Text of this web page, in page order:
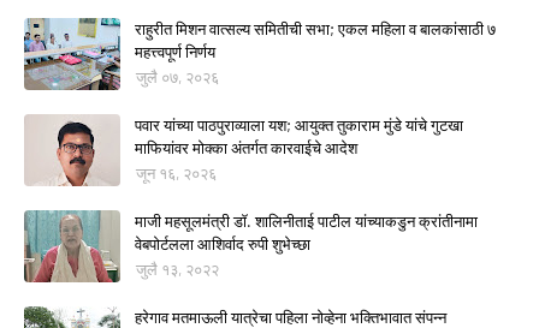
राहुरीत मिशन वात्सल्य समितीची सभा; एकल महिला व बालकांसाठी ७
महत्त्वपूर्ण निर्णय
जुलै ०७, २०२६
पवार यांच्या पाठपुराव्याला यश; आयुक्त तुकाराम मुंडे यांचे गुटखा
माफियांवर मोक्का अंतर्गत कारवाईचे आदेश
जून १६, २०२६
माजी महसूलमंत्री डॉ. शालिनीताई पाटील यांच्याकडुन क्रांतीनामा
वेबपोर्टलला आशिर्वाद रुपी शुभेच्छा
जुलै १३, २०२२
हरेगाव मतमाऊली यात्रेचा पहिला नोव्हेना भक्तिभावात संपन्न